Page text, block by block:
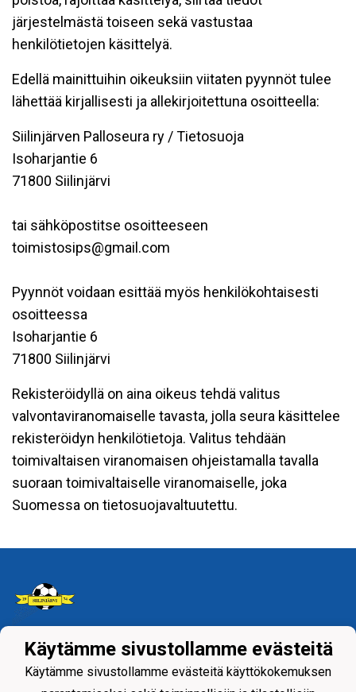
järjestelmästä toiseen sekä vastustaa
henkilötietojen käsittelyä.
Edellä mainittuihin oikeuksiin viitaten pyynnöt tulee
lähettää kirjallisesti ja allekirjoitettuna osoitteella:
Siilinjärven Palloseura ry / Tietosuoja
Isoharjantie 6
71800 Siilinjärvi
tai sähköpostitse osoitteeseen
toimistosips@gmail.com
Pyynnöt voidaan esittää myös henkilökohtaisesti
osoitteessa
Isoharjantie 6
71800 Siilinjärvi
Rekisteröidyllä on aina oikeus tehdä valitus
valvontaviranomaiselle tavasta, jolla seura käsittelee
rekisteröidyn henkilötietoja. Valitus tehdään
toimivaltaisen viranomaisen ohjeistamalla tavalla
suoraan toimivaltaiselle viranomaiselle, joka
Suomessa on tietosuojavaltuutettu.
Tietosuojaseloste
Käytämme sivustollamme evästeitä
Käytämme sivustollamme evästeitä käyttökokemuksen